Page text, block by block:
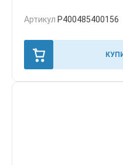
Артикул P400485400156